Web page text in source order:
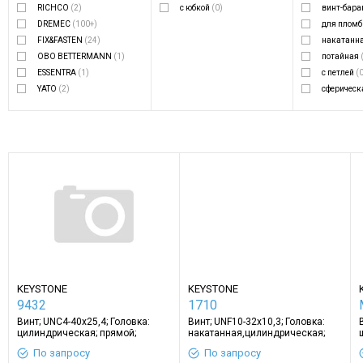
RICHCO (2)
DREMEC (100+)
FIX&FASTEN (24)
OBO BETTERMANN (1)
ESSENTRA (1)
YATO (2)
с юбкой (0)
винт-
для пломб
потайная
с петлей
KEYSTONE
9432
Винт; UNC4-40x25,4; Головка:
цилиндрическая; прямой;
По запросу
KEYSTONE
1710
Винт; UNF10-32x10,3; Головка:
накатанная,цилиндрическая;
По запросу